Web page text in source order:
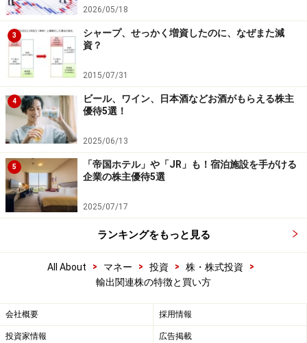
2026/05/18
3
シャープ、せっかく増資したのに、なぜまた減
資？
2015/07/31
4
ビール、ワイン、日本酒などお酒がもらえる株主
優待5選！
2025/06/13
5
「帝国ホテル」や「JR」も！宿泊施設を手がける
企業の株主優待5選
2025/07/17
ランキングをもっと見る
All About > マネー > 投資 > 株・株式投資
>
輸出関連株の特徴と買い方
会社概要 採用情報
投資家情報 広告掲載